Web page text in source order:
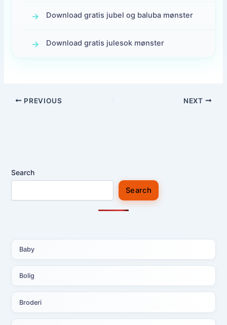
Download gratis jubel og baluba mønster
Download gratis julesok mønster
PREVIOUS NEXT
Search
Search
Baby
Bolig
Broderi